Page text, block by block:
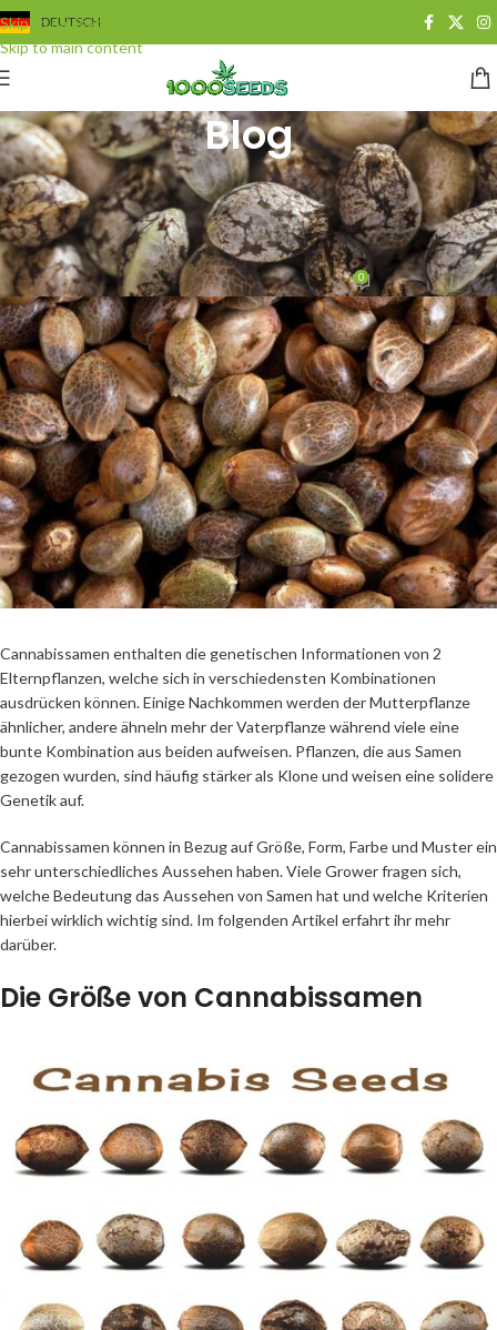
Skip to navigation
Skip to main content
DEUTSCH
Blog
BLOG,GROWING
Was Du über das Aussehen von
Cannabissamen wissen musst
Juan CervantesOn 29. Juni 2020 0
Cannabissamen enthalten die genetischen Informationen von 2
Elternpflanzen, welche sich in verschiedensten Kombinationen
ausdrücken können. Einige Nachkommen werden der Mutterpflanze
ähnlicher, andere ähneln mehr der Vaterpflanze während viele eine
bunte Kombination aus beiden aufweisen. Pflanzen, die aus Samen
gezogen wurden, sind häufig stärker als Klone und weisen eine solidere
Genetik auf.
Cannabissamen können in Bezug auf Größe, Form, Farbe und Muster ein
sehr unterschiedliches Aussehen haben. Viele Grower fragen sich,
welche Bedeutung das Aussehen von Samen hat und welche Kriterien
hierbei wirklich wichtig sind. Im folgenden Artikel erfahrt ihr mehr
darüber.
Die Größe von Cannabissamen